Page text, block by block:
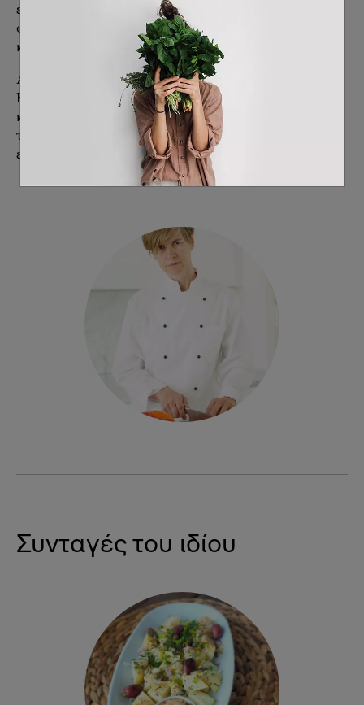
εστίασης. Ως μαγείρισσα, εκπαιδεύτηκε απευθείας σε
φυτοφαγική κουζίνα και προτιμά τις απλές, νόστιμες
και θρεπτικές συνταγές που είναι προσιτές σε όλους.
Αυτήν την περίοδο εργάζεται στο Mystic Pizza
Kallimarmaro, όπου έχει επιμεληθεί το vegan brunch
και το vegan μενού και στο Mother Earth Mykonos,
το πρώτο εστιατόριο του νησιού με πολλές βίγκαν
επιλογές.
Συνταγές του ιδίου